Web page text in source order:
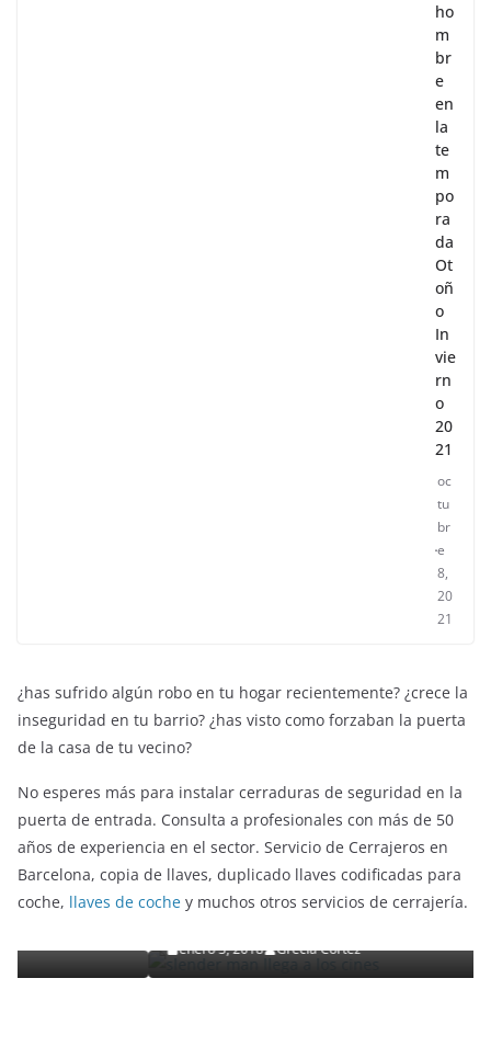
ho
m
br
e
en
la
te
m
po
ra
da
Ot
oñ
o
In
vie
rn
o
20
21
oc
tu
br
e
8,
20
21
¿has sufrido algún robo en tu hogar recientemente? ¿crece la
inseguridad en tu barrio? ¿has visto como forzaban la puerta
de la casa de tu vecino?
No esperes más para instalar cerraduras de seguridad en la
puerta de entrada. Consulta a profesionales con más de 50
años de experiencia en el sector. Servicio de Cerrajeros en
Barcelona, copia de llaves, duplicado llaves codificadas para
coche, llaves de coche y muchos otros servicios de cerrajería.
ENTRETENIMIENTO Y CURIOSIDADES LIBROS CINE Y TV
Slender Man llega al cine y te mostramos todos los
detalles
enero 3, 2018 Grecia Cortez